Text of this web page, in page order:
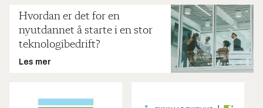
Hvordan er det for en
nyutdannet å starte i en stor
teknologibedrift?
Les mer